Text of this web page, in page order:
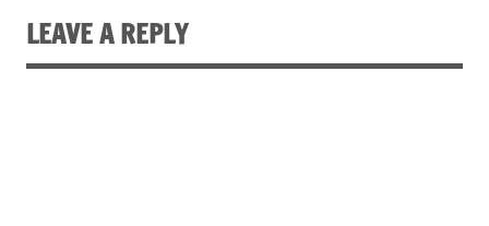
LEAVE A REPLY